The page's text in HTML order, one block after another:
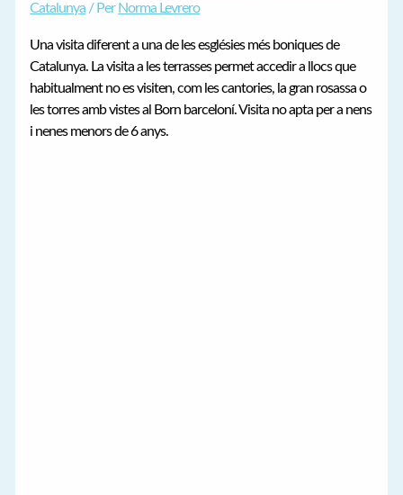
Catalunya / Per Norma Levrero
Una visita diferent a una de les esglésies més boniques de
Catalunya. La visita a les terrasses permet accedir a llocs que
habitualment no es visiten, com les cantories, la gran rosassa o
les torres amb vistes al Born barceloní. Visita no apta per a nens
i nenes menors de 6 anys.